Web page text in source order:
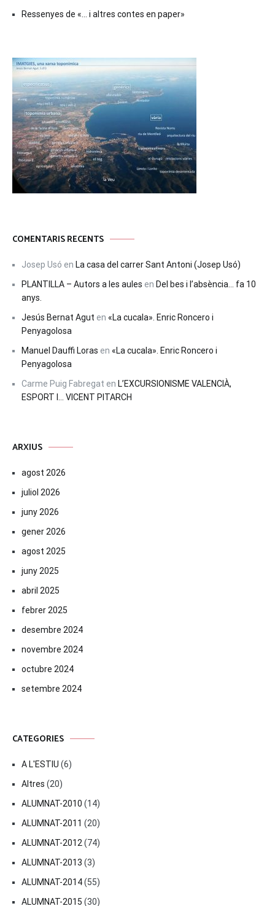
Ressenyes de «… i altres contes en paper»
COMENTARIS RECENTS
Josep Usó en La casa del carrer Sant Antoni (Josep Usó)
PLANTILLA – Autors a les aules en Del bes i l’absència… fa 10
anys.
Jesús Bernat Agut en «La cucala». Enric Roncero i
Penyagolosa
Manuel Dauffi Loras en «La cucala». Enric Roncero i
Penyagolosa
Carme Puig Fabregat en L’EXCURSIONISME VALENCIÀ,
ESPORT I… VICENT PITARCH
ARXIUS
agost 2026
juliol 2026
juny 2026
gener 2026
agost 2025
juny 2025
abril 2025
febrer 2025
desembre 2024
novembre 2024
octubre 2024
setembre 2024
CATEGORIES
A L'ESTIU (6)
Altres (20)
ALUMNAT-2010 (14)
ALUMNAT-2011 (20)
ALUMNAT-2012 (74)
ALUMNAT-2013 (3)
ALUMNAT-2014(55)
ALUMNAT-2015 (30)